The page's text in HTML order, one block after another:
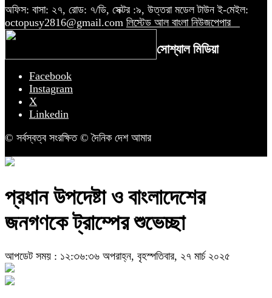
অফিস: বাসা: ২৭, রোড: ৭/ডি, সেক্টর :৯, উত্তরা মডেল টাউন ই-মেইল:
octopusy2816@gmail.com লিস্টেড আল বাংলা নিউজপেপার
সোশ্যাল মিডিয়া
Facebook
Instagram
X
Linkedin
© সর্বস্বত্ব সংরক্ষিত © দৈনিক দেশ আমার
প্রধান উপদেষ্টা ও বাংলাদেশের
জনগণকে ট্রাম্পের শুভেচ্ছা
আপডেট সময় : ১২:৩৬:৩৬ অপরাহ্ন, বৃহস্পতিবার, ২৭ মার্চ ২০২৫